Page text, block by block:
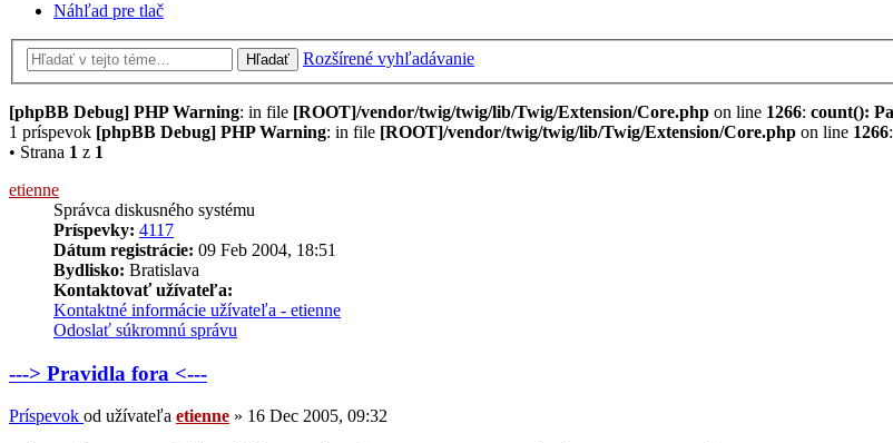
Náhľad pre tlač
Hľadať Rozšírené vyhľadávanie
[phpBB Debug] PHP Warning: in file [ROOT]/vendor/twig/twig/lib/Twig/Extension/Core.php on line 1266: count():
1 príspevok [phpBB Debug] PHP Warning: in file [ROOT]/vendor/twig/twig/lib/Twig/Extension/Core.php on line 1266:
• Strana 1 z 1
etienne
Správca diskusného systému
Príspevky: 4117
Dátum registrácie: 09 Feb 2004, 18:51
Bydlisko: Bratislava
Kontaktovať užívateľa:
Kontaktné informácie užívateľa - etienne
Odoslať súkromnú správu
---> Pravidla fora <---
Príspevok od užívateľa etienne » 16 Dec 2005, 09:32